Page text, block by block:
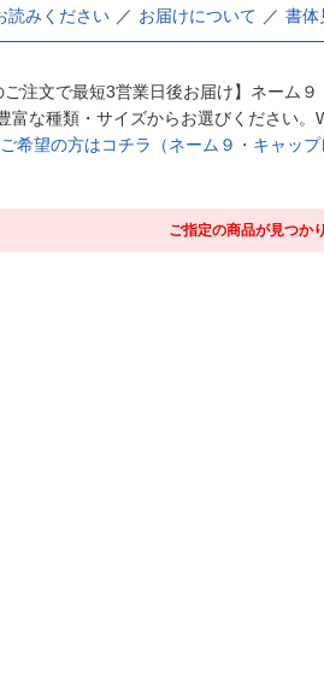
読みください お届けについて 書体
ご注文で最短3営業日後お届け】ネーム
富な種類・サイズからお選びください。
希望の方はコチラ（ネーム９・キャップ
ご指定の商品が見つか